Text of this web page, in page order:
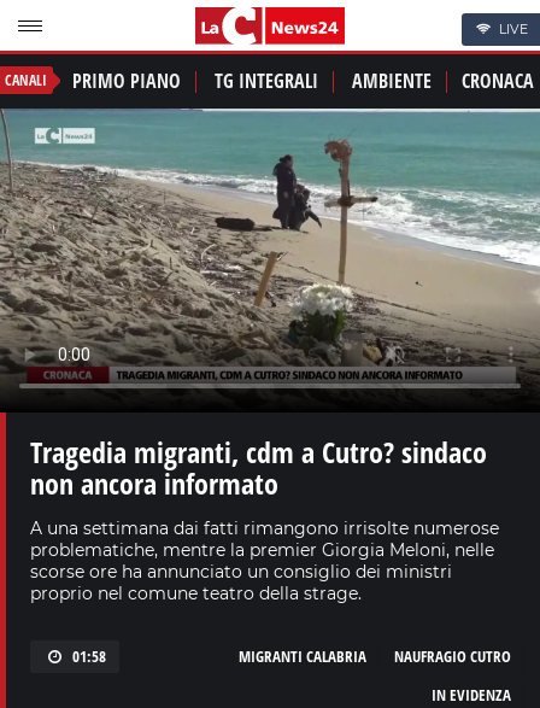
LIVE
CANALI PRIMO PIANO TG INTEGRALI AMBIENTE CRONACA
Tragedia migranti, cdm a Cutro? sindaco
non ancora informato
A una settimana dai fatti rimangono irrisolte numerose
problematiche, mentre la premier Giorgia Meloni, nelle
scorse ore ha annunciato un consiglio dei ministri
proprio nel comune teatro della strage.
01:58 NAUFRAGIO CUTRO
MIGRANTI CALABRIA
IN EVIDENZA